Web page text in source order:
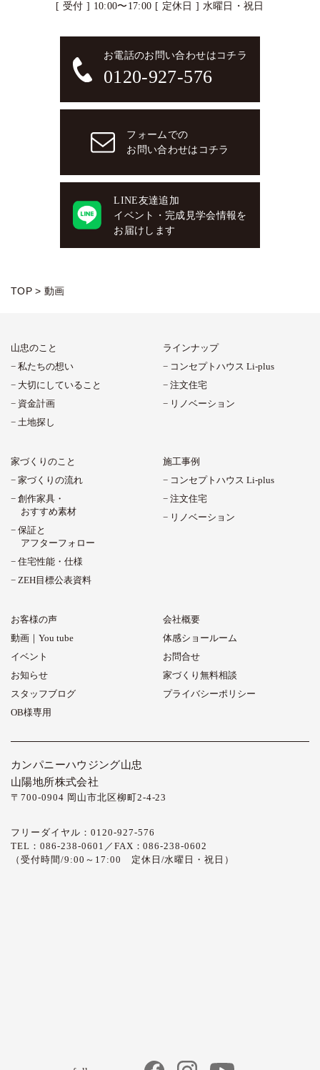
[ 受付 ] 10:00〜17:00 [ 定休日 ] 水曜日・祝日
お電話のお問い合わせはコチラ
0120-927-576
フォームでの
お問い合わせはコチラ
LINE友達追加
イベント・完成見学会情報を
お届けします
TOP >動画
山忠のこと
私たちの想い
大切にしていること
資金計画
土地探し
ラインナップ
コンセプトハウス Li-plus
注文住宅
リノベーション
家づくりのこと
家づくりの流れ
創作家具・
おすすめ素材
保証と
アフターフォロー
住宅性能・仕様
ZEH目標公表資料
施工事例
コンセプトハウス Li-plus
注文住宅
リノベーション
お客様の声
動画｜You tube
イベント
お知らせ
スタッフブログ
OB様専用
会社概要
体感ショールーム
お問合せ
家づくり無料相談
プライバシーポリシー
カンパニーハウジング山忠
山陽地所株式会社
〒700-0904 岡山市北区柳町2-4-23
フリーダイヤル：0120-927-576
TEL：086-238-0601／FAX：086-238-0602
（受付時間/9:00～17:00 定休日/水曜日・祝日）